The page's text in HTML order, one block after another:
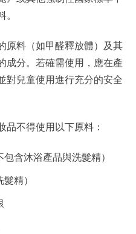
原料（如甲醛釋放體）及其
成分。若確需使用，應在產
對兒童使用進行充分的安全
品不得使用以下原料：
含沐浴產品與洗髮精）
精）